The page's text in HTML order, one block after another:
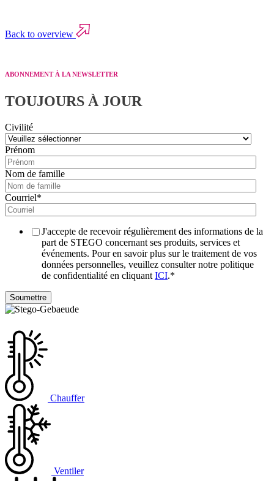
Back to overview
ABONNEMENT À LA NEWSLETTER
TOUJOURS À JOUR
Civilité
Prénom
Nom de famille
Courriel*
J'accepte de recevoir régulièrement des informations de la
part de STEGO concernant ses produits, services et
événements. Pour en savoir plus sur le traitement de vos
données personnelles, veuillez consulter notre politique
de confidentialité en cliquant ICI.*
Chauffer
Ventiler